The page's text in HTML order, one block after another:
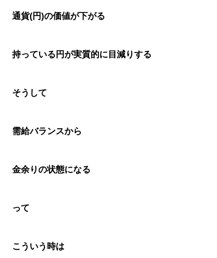
通貨(円)の価値が下がる
持っている円が実質的に目減りする
そうして
需給バランスから
金余りの状態になる
って
こういう時は